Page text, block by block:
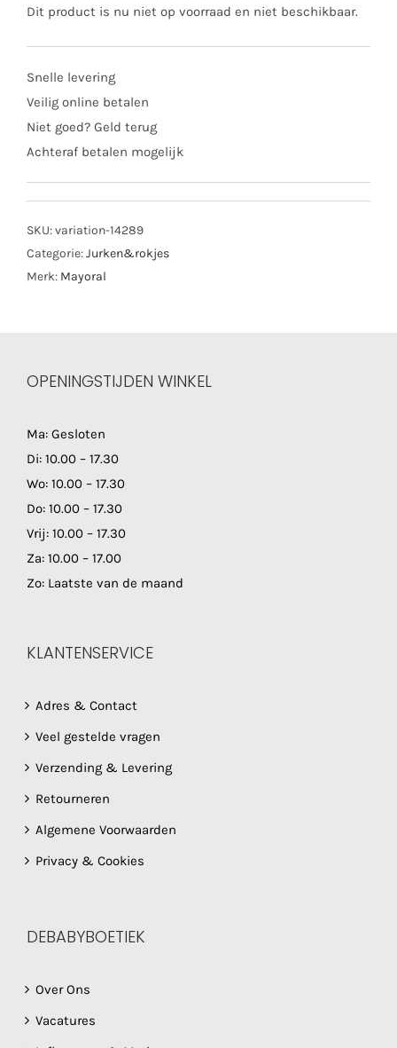
Dit product is nu niet op voorraad en niet beschikbaar.
Snelle levering
Veilig online betalen
Niet goed? Geld terug
Achteraf betalen mogelijk
SKU:variation-14289
Categorie:Jurken&rokjes
Merk: Mayoral
OPENINGSTIJDEN WINKEL
Ma: Gesloten
Di: 10.00 – 17.30
Wo: 10.00 – 17.30
Do: 10.00 – 17.30
Vrij: 10.00 – 17.30
Za: 10.00 – 17.00
Zo: Laatste van de maand
KLANTENSERVICE
Adres & Contact
Veel gestelde vragen
Verzending & Levering
Retourneren
Algemene Voorwaarden
Privacy & Cookies
DEBABYBOETIEK
Over Ons
Vacatures